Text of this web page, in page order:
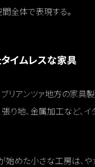
全体で表現する。
イムレスな家具
ブリアンツァ地方の家具
張り地、金属加工など
めた小さな工房は、